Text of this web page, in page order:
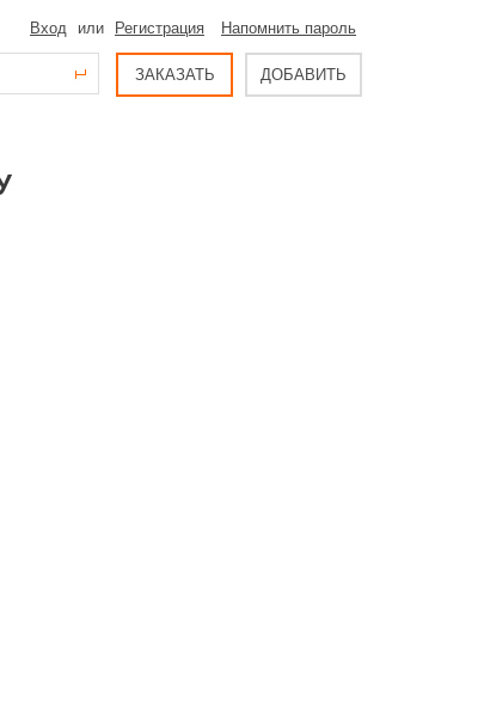
Вход или Регистрация Напомнить пароль
ЗАКАЗАТЬ ДОБАВИТЬ